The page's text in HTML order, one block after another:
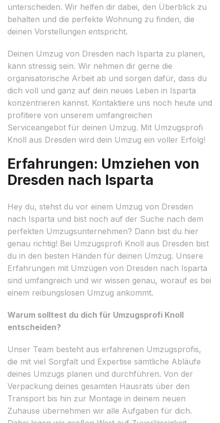
unterscheiden. Wir helfen dir dabei, den Überblick zu
behalten und die perfekte Wohnung zu finden, die
deinen Vorstellungen entspricht.
Deinen Umzug von Dresden nach Isparta zu planen,
kann stressig sein. Wir nehmen dir gerne die
organisatorische Arbeit ab und sorgen dafür, dass du
dich voll und ganz auf dein neues Leben in Isparta
konzentrieren kannst. Kontaktiere uns noch heute und
profitiere von unserem umfangreichen
Serviceangebot für deinen Umzug. Mit Umzugsprofi
Knoll aus Dresden wird dein Umzug ein voller Erfolg!
Erfahrungen: Umziehen von
Dresden nach Isparta
Hey du, stehst du vor einem Umzug von Dresden
nach Isparta und bist noch auf der Suche nach dem
perfekten Umzugsunternehmen? Dann bist du hier
genau richtig! Bei Umzugsprofi Knoll aus Dresden bist
du in den besten Händen für deinen Umzug. Unsere
Erfahrungen mit Umzügen von Dresden nach Isparta
sind umfangreich und wir wissen genau, worauf es bei
einem reibungslosen Umzug ankommt.
Warum solltest du dich für Umzugsprofi Knoll
entscheiden?
Unser Team besteht aus erfahrenen Umzugsprofis,
die mit viel Sorgfalt und Expertise sämtliche Abläufe
deines Umzugs planen und durchführen. Von der
Verpackung deines gesamten Hausrats über den
Transport bis hin zur Montage in deinem neuen
Zuhause übernehmen wir alle Aufgaben für dich.